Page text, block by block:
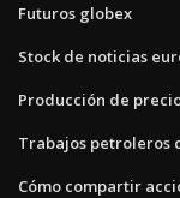
Futuros globex
Stock de noticias
Producción de
Trabajos petroleros
Cómo compartir